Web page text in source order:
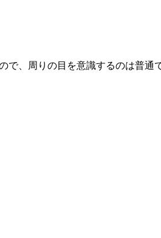
、周りの目を意識するのは普通